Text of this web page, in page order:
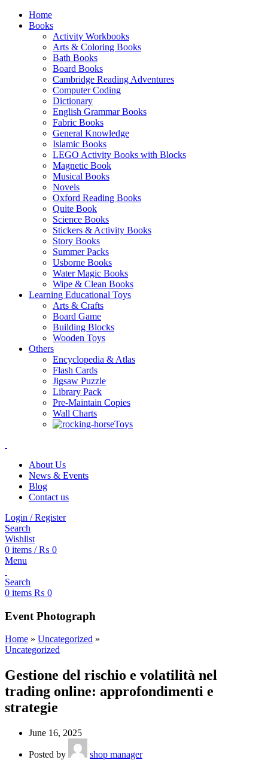
Home
Books
Activity Workbooks
Arts & Coloring Books
Bath Books
Board Books
Cambridge Reading Adventures
Computer Coding
Dictionary
English Grammar Books
Fabric Books
General Knowledge
Islamic Books
LEGO Activity Books with Blocks
Magnetic Book
Musical Books
Novels
Oxford Reading Books
Quite Book
Science Books
Stickers & Activity Books
Story Books
Summer Packs
Usborne Books
Water Magic Books
Wipe & Clean Books
Learning Educational Toys
Arts & Crafts
Board Game
Building Blocks
Wooden Toys
Others
Encyclopedia & Atlas
Flash Cards
Jigsaw Puzzle
Library Pack
Pre-Maintain Copies
Wall Charts
Toys
About Us
News & Events
Blog
Contact us
Login / Register
Search
Wishlist
0 items / ₨ 0
Menu
Search
0 items ₨ 0
Event Photograph
Home » Uncategorized »
Uncategorized
Gestione del rischio e volatilità nel
trading online: approfondimenti e
strategie
June 16, 2025
Posted by
shop manager